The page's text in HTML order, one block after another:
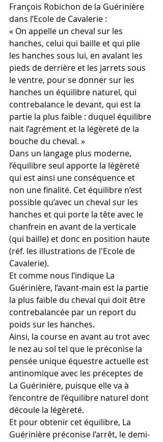
François Robichon de la Guérinière
dans l’Ecole de Cavalerie :
« On appelle un cheval sur les
hanches, celui qui baille et qui plie
les hanches sous lui, en avalant les
pieds de derrière et les jarrets sous
le ventre, pour se donner sur les
hanches un équilibre naturel, qui
contrebalance le devant, qui est la
partie la plus faible : duquel équilibre
nait l’agrément et la légèreté de la
bouche du cheval. »
Dans un langage plus moderne,
l’équilibre seul apporte la légèreté
qui est ainsi une conséquence et
non une finalité. Cet équilibre n’est
possible qu’avec un cheval sur les
hanches et qui porte la tête avec le
chanfrein en avant de la verticale
(qui baille) et donc en position haute
(réf. les illustrations de l'Ecole de
Cavalerie).
Et comme nous l’indique La
Guérinière, l’avant-main est la partie
la plus faible du cheval qui doit être
contrebalancée par un report du
poids sur les hanches.
Ainsi, la course en avant au trot avec
le nez au sol tel que le préconise la
pensée unique équestre actuelle est
antinomique avec les préceptes de
La Guérinière, puisque elle va à
l’encontre de l’équilibre naturel dont
découle la légèreté.
Et pour obtenir cet équilibre, La
Guérinière préconise l’arrêt, le demi-